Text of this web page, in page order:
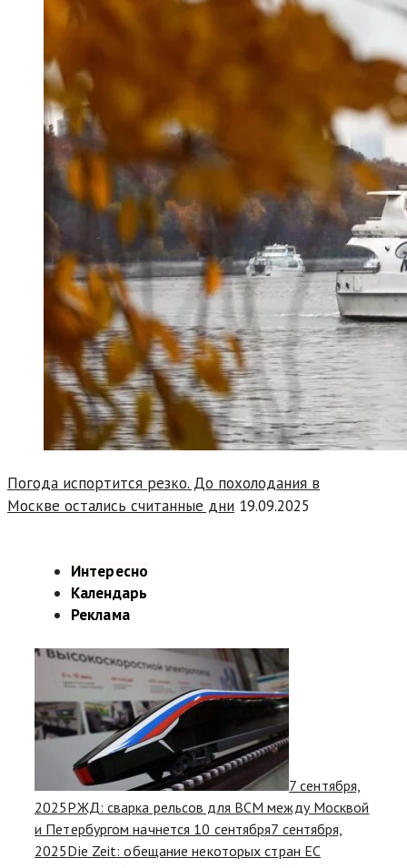
Погода испортится резко. До похолодания в
Москве остались считанные дни 19.09.2025
Интересно
Календарь
Реклама
7 сентября,
2025РЖД: сварка рельсов для ВСМ между Москвой
и Петербургом начнется 10 сентября7 сентября,
2025Die Zeit: обещание некоторых стран ЕС